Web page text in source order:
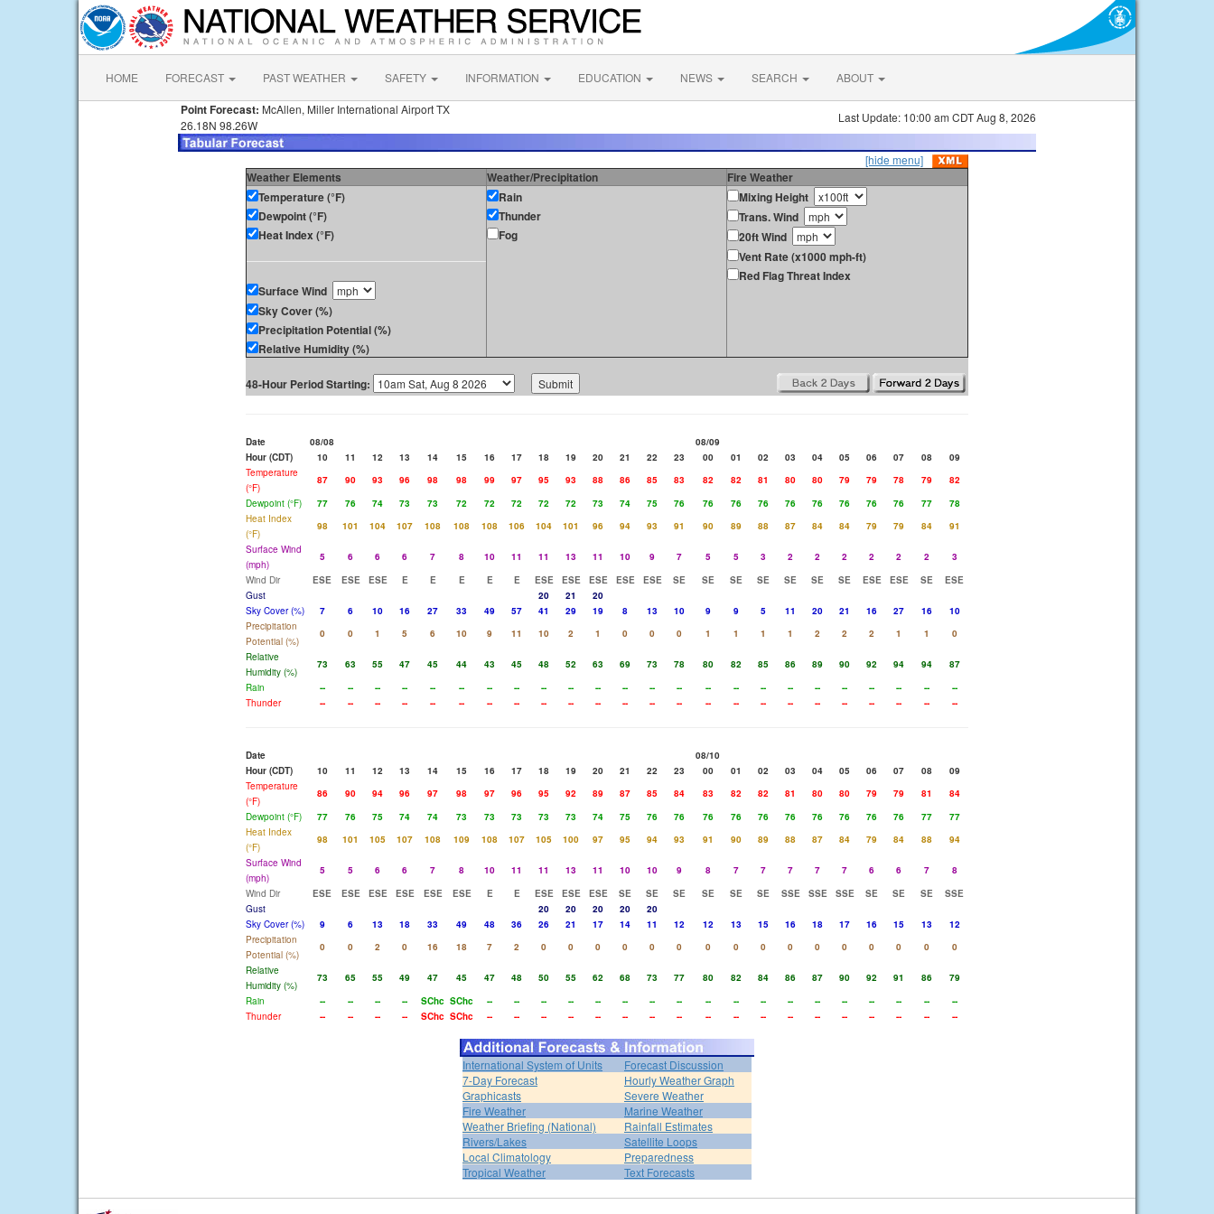
HOME FORECAST PAST WEATHER SAFETY INFORMATION EDUCATION NEWS SEARCH ABOUT
Point Forecast: McAllen, Miller International Airport TX
26.18N 98.26W
Last Update: 10:00 am CDT Aug 8, 2026
[hide menu]
Weather Elements Weather/Precipitation
Fire Weather
Temperature (°F)
Dewpoint (°F)
Heat Index (°F)
Surface Wind
Sky Cover (%)
Precipitation Potential (%)
Relative Humidity (%)
Rain
Thunder
Fog
Mixing Height
Trans. Wind
20ft Wind
Vent Rate (x1000 mph-ft)
Red Flag Threat Index
48-Hour Period Starting:
Date 08/08
08/09
Hour (CDT)
10 11 12 13 14 15 16 17 18 19 20 21 22 23 00 01 02 03 04 05 06 07 08
09
Temperature
(°F)
87 90 93 96 98 98 99 97 95 93 88 86 85 83 82 82 81 80 80 79 79 78 79
82
Dewpoint (°F)
77 76 74 73 73 72 72 72 72 72 73 74 75 76 76 76 76 76 76 76 76 76 77
78
Heat Index
(°F)
98 101 104 107 108 108 108 106 104 101 96 94 93 91 90 89 88 87 84 84 79 79 84
91
Surface Wind
(mph)
5 6 6 6 7 8 10 11 11 13 11 10 9 7 5 5 3 2 2 2 2 2 2
3
Wind Dir
ESE ESE ESE E E E E E ESE ESE ESE ESE ESE SE SE SE SE SE SE SE ESE ESE SE
ESE
Gust
20 21
20
Sky Cover (%)
7 6 10 16 27 33 49 57 41 29 19 8 13 10 9 9 5 11 20 21 16 27 16
10
Precipitation
Potential (%)
0 0 1 5 6 10 9 11 10 2 1 0 0 0 1 1 1 1 2 2 2 1 1
0
Relative
Humidity (%)
73 63 55 47 45 44 43 45 48 52 63 69 73 78 80 82 85 86 89 90 92 94 94
87
Rain
-- -- -- -- -- -- -- -- -- -- -- -- -- -- -- -- -- -- -- -- -- -- --
--
Thunder
-- -- -- -- -- -- -- -- -- -- -- -- -- -- -- -- -- -- -- -- -- -- -- --
Date
08/10
Hour (CDT)
10 11 12 13 14 15 16 17 18 19 20 21 22 23 00 01 02 03 04 05 06 07 08
09
Temperature
(°F)
86 90 94 96 97 98 97 96 95 92 89 87 85 84 83 82 82 81 80 80 79 79 81
84
Dewpoint (°F)
77 76 75 74 74 73 73 73 73 73 74 75 76 76 76 76 76 76 76 76 76 76 77
77
Heat Index
(°F)
98 101 105 107 108 109 108 107 105 100 97 95 94 93 91 90 89 88 87 84 79 84 88
94
Surface Wind
(mph)
5 5 6 6 7 8 10 11 11 13 11 10 10 9 8 7 7 7 7 7 6 6 7
8
Wind Dir
ESE ESE ESE ESE ESE ESE E E ESE ESE ESE SE SE SE SE SE SE SSE SSE SSE SE SE SE
SSE
Gust
20 20 20 20
20
Sky Cover (%)
9 6 13 18 33 49 48 36 26 21 17 14 11 12 12 13 15 16 18 17 16 15 13
12
Precipitation
Potential (%)
0 0 2 0 16 18 7 2 0 0 0 0 0 0 0 0 0 0 0 0 0 0 0
0
Relative
Humidity (%)
73 65 55 49 47 45 47 48 50 55 62 68 73 77 80 82 84 86 87 90 92 91 86
79
Rain
-- -- -- -- SChc SChc -- -- -- -- -- -- -- -- -- -- -- -- -- -- -- -- --
--
Thunder
-- -- -- -- SChc SChc -- -- -- -- -- -- -- -- -- -- -- -- -- -- -- -- -- --
International System of Units
Forecast Discussion
7-Day Forecast
Hourly Weather Graph
Graphicasts
Severe Weather
Fire Weather
Marine Weather
Weather Briefing (National)
Rainfall Estimates
Rivers/Lakes
Satellite Loops
Local Climatology
Preparedness
Tropical Weather
Text Forecasts